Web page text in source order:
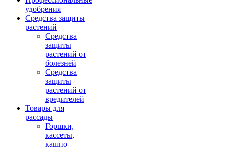
удобрения
Средства защиты
растений
Средства
защиты
растений от
болезней
Средства
защиты
растений от
вредителей
Товары для
рассады
Горшки,
кассеты,
кашпо